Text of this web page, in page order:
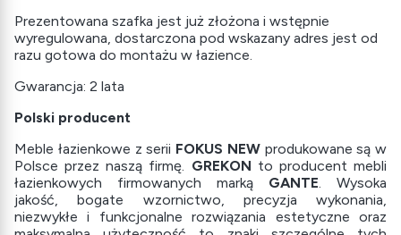
Prezentowana szafka jest już złożona i wstępnie
wyregulowana, dostarczona pod wskazany adres jest od
razu gotowa do montażu w łazience.
Gwarancja: 2 lata
Polski producent
Meble łazienkowe z serii FOKUS NEWprodukowane są w
Polsce przez naszą firmę. GREKON to producent mebli
łazienkowych firmowanych marką GANTE. Wysoka
jakość, bogate wzornictwo, precyzja wykonania,
niezwykłe i funkcjonalne rozwiązania estetyczne oraz